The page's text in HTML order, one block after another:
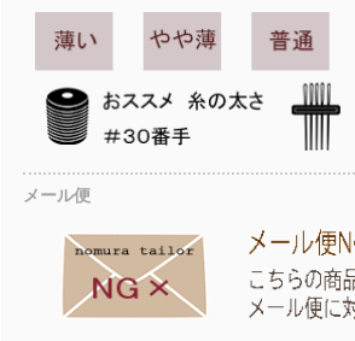
メール便